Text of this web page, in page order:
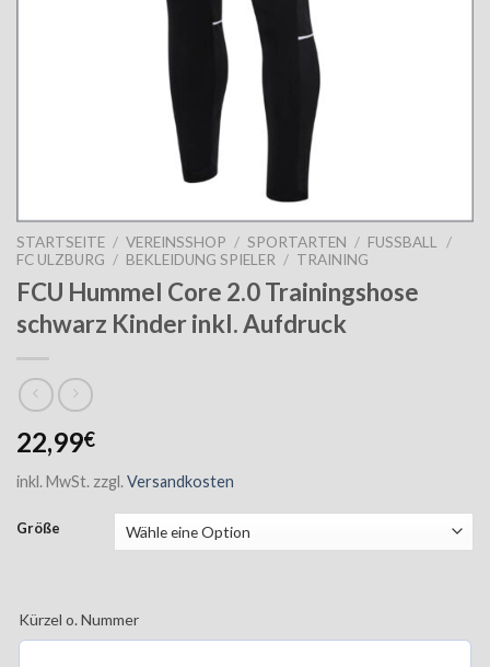
STARTSEITE / VEREINSSHOP / SPORTARTEN / FUSSBALL
/
FC ULZBURG / BEKLEIDUNG SPIELER / TRAINING
FCU Hummel Core 2.0 Trainingshose
schwarz Kinder inkl. Aufdruck
22,99€
inkl. MwSt. zzgl. Versandkosten
Größe
Kürzel o. Nummer